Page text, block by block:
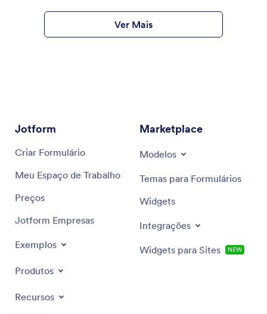
Ver Mais
Jotform
Criar Formulário
Meu Espaço de Trabalho
Preços
Jotform Empresas
Exemplos
Produtos
Recursos
Marketplace
Modelos
Temas para Formulários
Widgets
Integrações
Widgets para Sites NEW